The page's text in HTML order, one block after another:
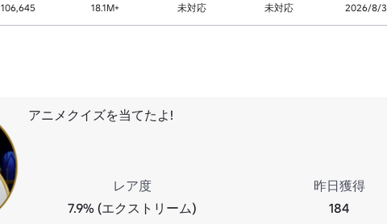
106,645
18.1M+
未対応
未対応
2026/8/3
アニメクイズを当てたよ!
レア度
7.9% (エクストリーム)
昨日獲得
184